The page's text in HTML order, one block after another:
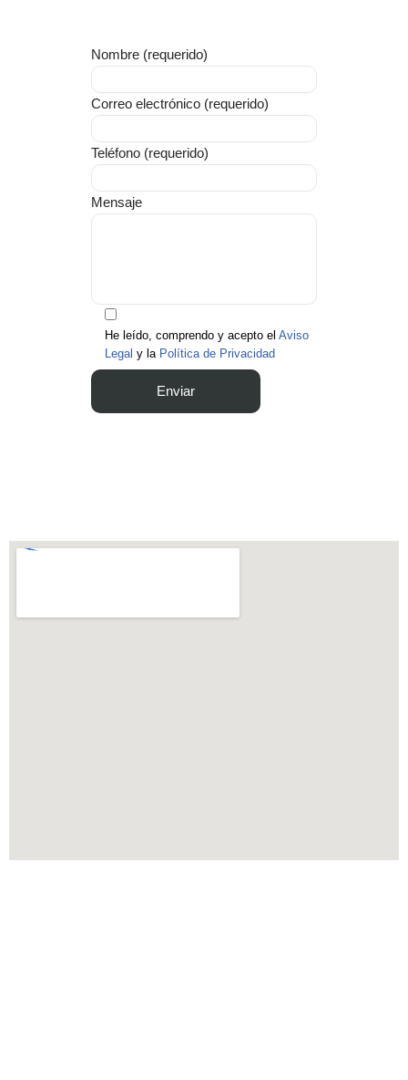
Nombre (requerido)
Correo electrónico (requerido)
Teléfono (requerido)
Mensaje
He leído, comprendo y acepto el Aviso
Legal y la Política de Privacidad